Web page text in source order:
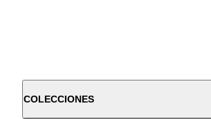
COLECCIONES